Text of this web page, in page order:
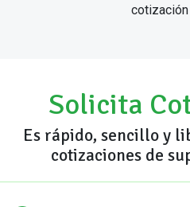
Solicita
Es rápido, sencillo y
cotizaciones de